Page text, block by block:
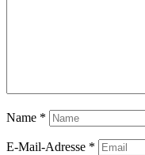
Name *
E-Mail-Adresse *